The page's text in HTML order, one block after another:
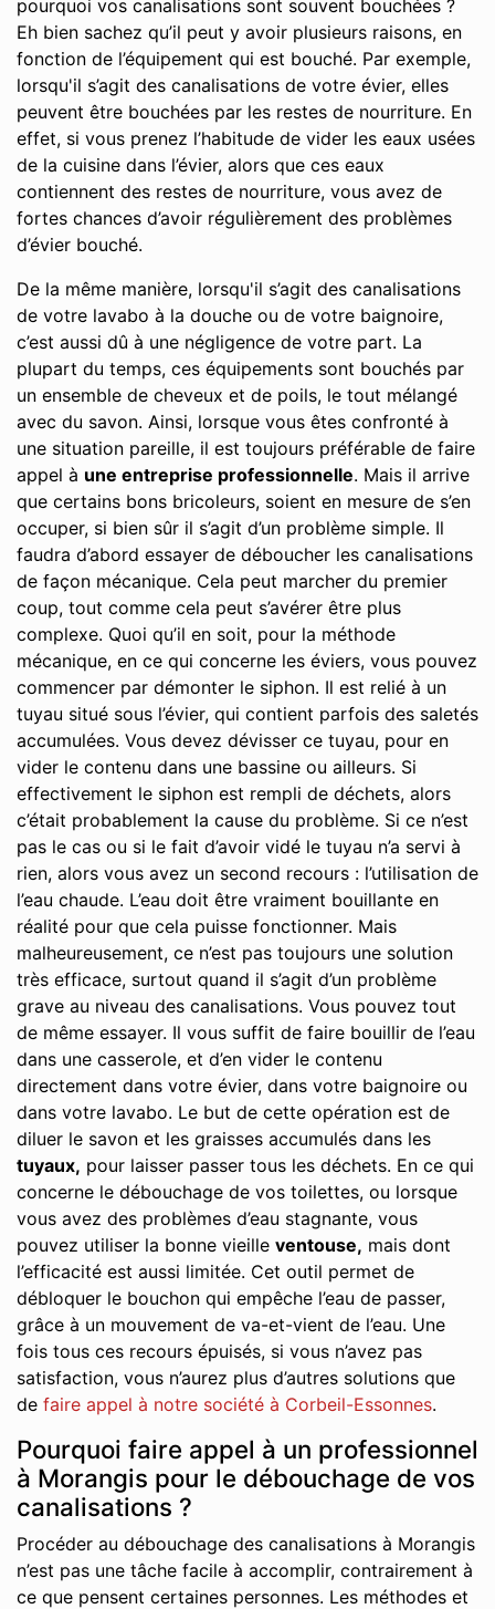
pourquoi vos canalisations sont souvent bouchées ?
Eh bien sachez qu’il peut y avoir plusieurs raisons, en
fonction de l’équipement qui est bouché. Par exemple,
lorsqu'il s’agit des canalisations de votre évier, elles
peuvent être bouchées par les restes de nourriture. En
effet, si vous prenez l’habitude de vider les eaux usées
de la cuisine dans l’évier, alors que ces eaux
contiennent des restes de nourriture, vous avez de
fortes chances d’avoir régulièrement des problèmes
d’évier bouché.
De la même manière, lorsqu'il s’agit des canalisations
de votre lavabo à la douche ou de votre baignoire,
c’est aussi dû à une négligence de votre part. La
plupart du temps, ces équipements sont bouchés par
un ensemble de cheveux et de poils, le tout mélangé
avec du savon. Ainsi, lorsque vous êtes confronté à
une situation pareille, il est toujours préférable de faire
appel à une entreprise professionnelle. Mais il arrive
que certains bons bricoleurs, soient en mesure de s’en
occuper, si bien sûr il s’agit d’un problème simple. Il
faudra d’abord essayer de déboucher les canalisations
de façon mécanique. Cela peut marcher du premier
coup, tout comme cela peut s’avérer être plus
complexe. Quoi qu’il en soit, pour la méthode
mécanique, en ce qui concerne les éviers, vous pouvez
commencer par démonter le siphon. Il est relié à un
tuyau situé sous l’évier, qui contient parfois des saletés
accumulées. Vous devez dévisser ce tuyau, pour en
vider le contenu dans une bassine ou ailleurs. Si
effectivement le siphon est rempli de déchets, alors
c’était probablement la cause du problème. Si ce n’est
pas le cas ou si le fait d’avoir vidé le tuyau n’a servi à
rien, alors vous avez un second recours : l’utilisation de
l’eau chaude. L’eau doit être vraiment bouillante en
réalité pour que cela puisse fonctionner. Mais
malheureusement, ce n’est pas toujours une solution
très efficace, surtout quand il s’agit d’un problème
grave au niveau des canalisations. Vous pouvez tout
de même essayer. Il vous suffit de faire bouillir de l’eau
dans une casserole, et d’en vider le contenu
directement dans votre évier, dans votre baignoire ou
dans votre lavabo. Le but de cette opération est de
diluer le savon et les graisses accumulés dans les
tuyaux, pour laisser passer tous les déchets. En ce qui
concerne le débouchage de vos toilettes, ou lorsque
vous avez des problèmes d’eau stagnante, vous
pouvez utiliser la bonne vieille ventouse, mais dont
l’efficacité est aussi limitée. Cet outil permet de
débloquer le bouchon qui empêche l’eau de passer,
grâce à un mouvement de va-et-vient de l’eau. Une
fois tous ces recours épuisés, si vous n’avez pas
satisfaction, vous n’aurez plus d’autres solutions que
de faire appel à notre société à Corbeil-Essonnes.
Pourquoi faire appel à un professionnel
à Morangis pour le débouchage de vos
canalisations ?
Procéder au débouchage des canalisations à Morangis
n’est pas une tâche facile à accomplir, contrairement à
ce que pensent certaines personnes. Les méthodes et